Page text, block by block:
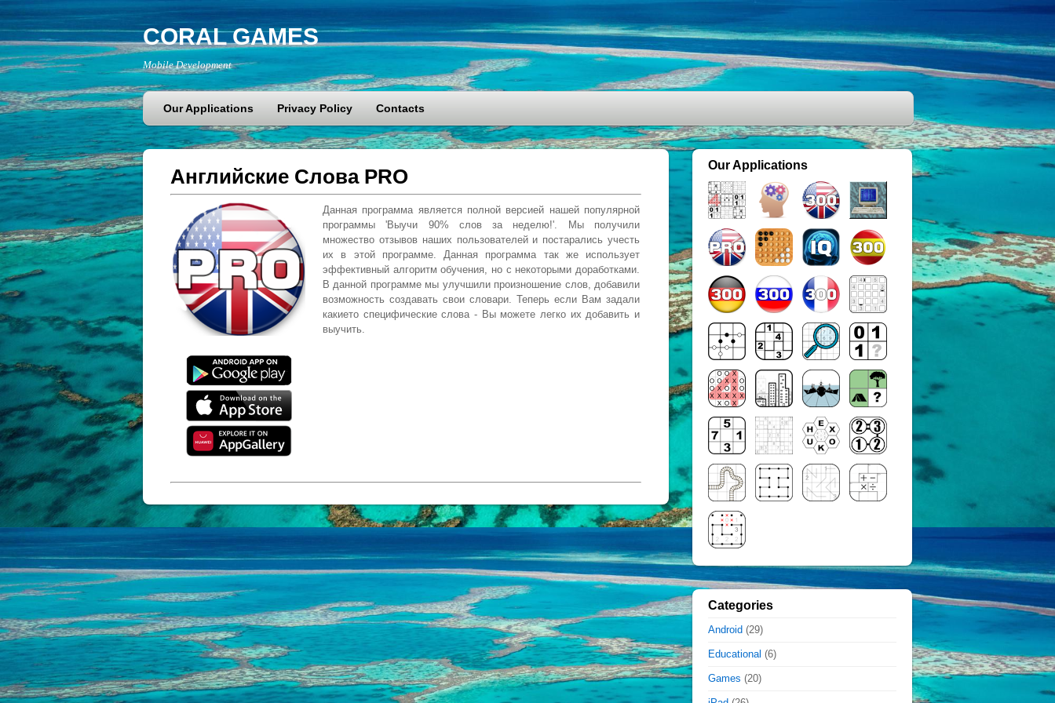
CORAL GAMES
Mobile Development
Our Applications Privacy Policy Contacts
Английские Слова PRO
Данная программа является полной версией нашей популярной
программы 'Выучи 90% слов за неделю!'. Мы получили
множество отзывов наших пользователей и постарались учесть
их в этой программе. Данная программа так же использует
эффективный алгоритм обучения, но с некоторыми доработками.
В данной программе мы улучшили произношение слов, добавили
возможность создавать свои словари. Теперь если Вам задали
какието специфические слова - Вы можете легко их добавить и
выучить.
Our Applications
Categories
Android (29)
Educational (6)
Games (20)